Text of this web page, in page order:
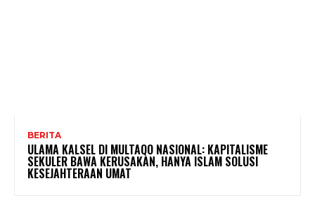
BERITA
ULAMA KALSEL DI MULTAQO NASIONAL: KAPITALISME
SEKULER BAWA KERUSAKAN, HANYA ISLAM SOLUSI
KESEJAHTERAAN UMAT